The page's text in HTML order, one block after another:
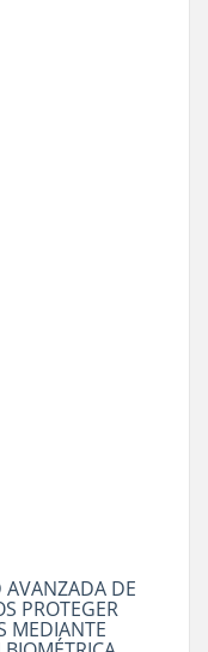
AVANZADA DE
PROTEGER
MEDIANTE